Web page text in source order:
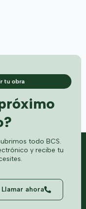
tu obra
todo BCS.
y recibe tu
Llamar ahora